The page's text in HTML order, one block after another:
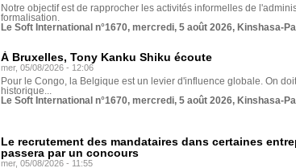
Notre objectif est de rapprocher les activités informelles de
formalisation.
Le Soft International n°1670, mercredi, 5 août 2026, Kinshasa-
À Bruxelles, Tony Kanku Shiku écoute
mer, 05/08/2026 - 12:06
Pour le Congo, la Belgique est un levier d'influence globale. On
historique...
Le Soft International n°1670, mercredi, 5 août 2026, Kinshasa-
Le recrutement des mandataires dans certaines
passera par un concours
mer, 05/08/2026 - 11:55